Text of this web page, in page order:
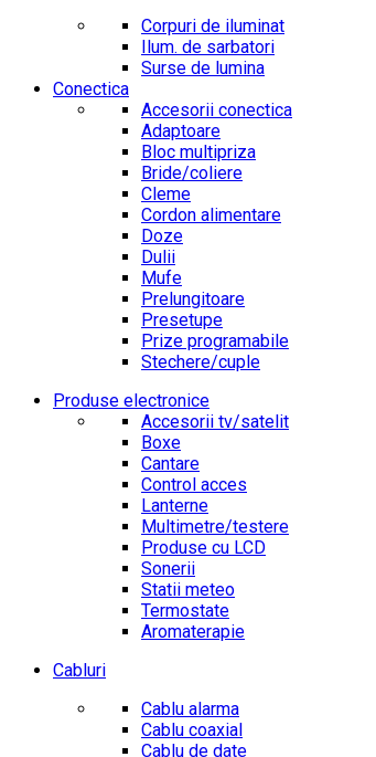
Corpuri de iluminat
Ilum. de sarbatori
Surse de lumina
Conectica
Accesorii conectica
Adaptoare
Bloc multipriza
Bride/coliere
Cleme
Cordon alimentare
Doze
Dulii
Mufe
Prelungitoare
Presetupe
Prize programabile
Stechere/cuple
Produse electronice
Accesorii tv/satelit
Boxe
Cantare
Control acces
Lanterne
Multimetre/testere
Produse cu LCD
Sonerii
Statii meteo
Termostate
Aromaterapie
Cabluri
Cablu alarma
Cablu coaxial
Cablu de date